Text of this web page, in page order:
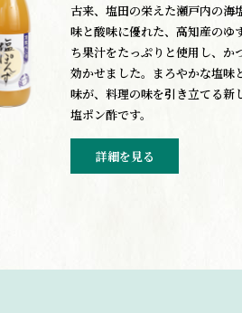
古来、塩田の栄えた瀬戸内の海
味と酸味に優れた、高知産のゆ
ち果汁をたっぷりと使用し、か
効かせました。まろやかな塩味
味が、料理の味を引き立てる新
塩ポン酢です。
詳細を見る